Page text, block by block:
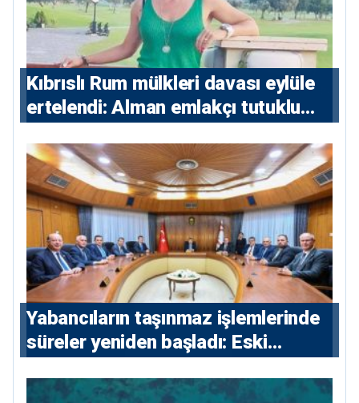
Kıbrıslı Rum mülkleri davası eylüle
ertelendi: Alman emlakçı tutuklu
Yabancıların taşınmaz işlemlerinde
süreler yeniden başladı: Eski
konutlara 36 ay